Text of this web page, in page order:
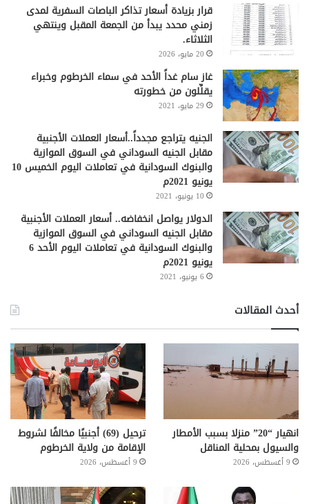
قرار بزيادة أسعار تذاكر الباصات السفرية لمدى
زمني محدد يبدأ من الجمعة المقبل وينتهي
الثلاثاء.
20 مايو، 2026
غاز سام غداً الأحد في سماء الخرطوم وخبراء
يقلِّلون من خطورته
29 مايو، 2021
الجنيه يتراجع مجدداً..أسعار العملات الأجنبية
مقابل الجنيه السوداني في السوق الموازية
والبنوك السودانية في تعاملات اليوم الخميس 10
يونيو 2021م
10 يونيو، 2021
الدولار يواصل انخفاضه.. أسعار العملات الأجنبية
مقابل الجنيه السوداني في السوق الموازية
والبنوك السودانية في تعاملات اليوم الأحد 6
يونيو 2021م
6 يونيو، 2021
أحدث المقالات
انهيار “20” منزلا بسبب الأمطار
والسيول بمحلية المناقل
9 أغسطس، 2026
ترحيل (69) أجنبيًا مخالفًا لشروط
الإقامة من ولاية الخرطوم
9 أغسطس، 2026